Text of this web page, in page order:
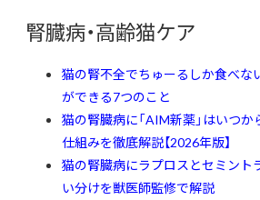
腎臓病・高齢猫ケア
猫の腎不全でちゅーるしか食べな
ができる7つのこと
猫の腎臓病に「AIM新薬」はいつ
仕組みを徹底解説【2026年版】
猫の腎臓病にラプロスとセミント
い分けを獣医師監修で解説